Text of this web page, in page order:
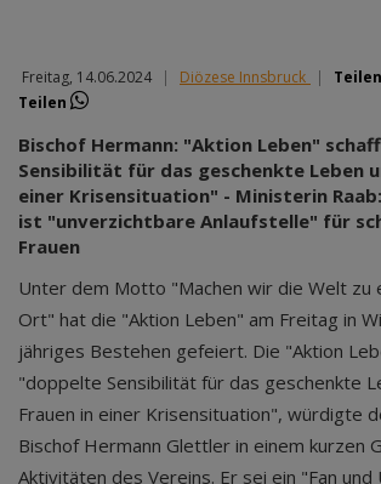
Freitag, 14.06.2024 | Diözese Innsbruck | Teilen
Teilen
Bischof Hermann: "Aktion Leben"
Sensibilität für das geschenkte Leben
einer Krisensituation" - Ministerin
ist "unverzichtbare Anlaufstelle" für
Frauen
Unter dem Motto "Machen wir die Welt zu
Ort" hat die "Aktion Leben" am Freitag in
jähriges Bestehen gefeiert. Die "Aktion
"doppelte Sensibilität für das geschenkte
Frauen in einer Krisensituation", würdigte
Bischof Hermann Glettler in einem kurzen
Aktivitäten des Vereins. Er sei ein "Fan